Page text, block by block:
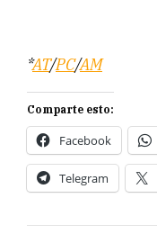
*AT/PC/AM
Comparte esto:
Facebook
Telegram